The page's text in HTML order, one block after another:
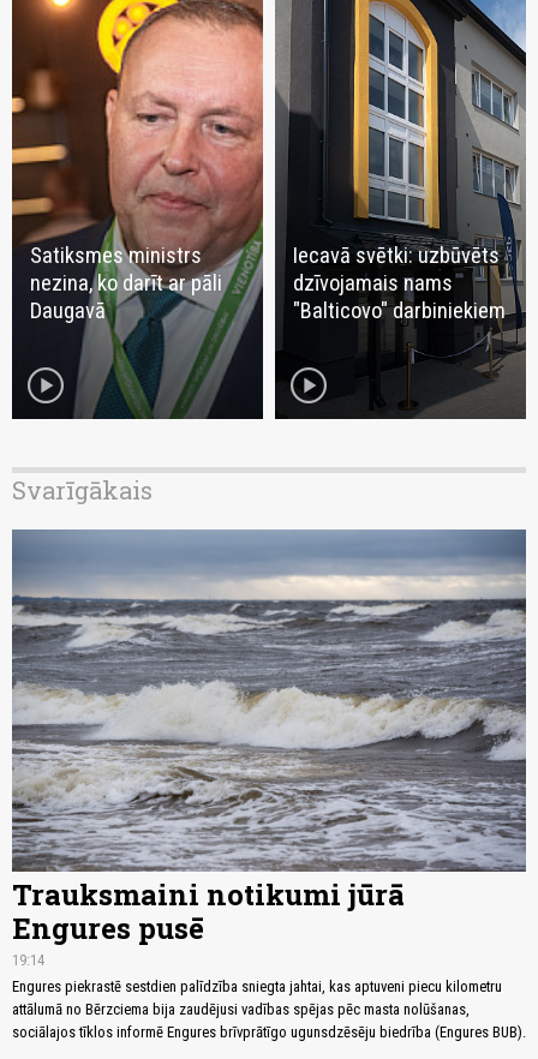
Satiksmes ministrs
nezina, ko darīt ar pāli
Daugavā
play_circle
Iecavā svētki: uzbūvēts
dzīvojamais nams
"Balticovo" darbiniekiem
play_circle
Svarīgākais
Trauksmaini notikumi jūrā
Engures pusē
19:14
Engures piekrastē sestdien palīdzība sniegta jahtai, kas aptuveni piecu kilometru
attālumā no Bērzciema bija zaudējusi vadības spējas pēc masta nolūšanas,
sociālajos tīklos informē Engures brīvprātīgo ugunsdzēsēju biedrība (Engures BUB).